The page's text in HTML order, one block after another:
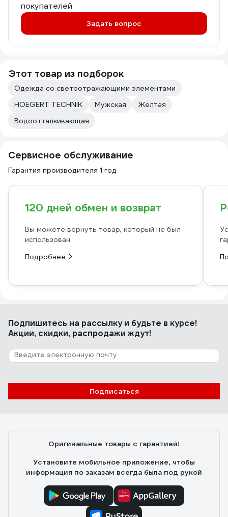
покупателей
Задать вопрос
Этот товар из подборок
Одежда со светоотражающими элементами
HOEGERT TECHNIK
Мужская
Желтая
Водоотталкивающая
Сервисное обслуживание
Гарантия производителя 1 год
120 дней обмен и возврат
Вы можете вернуть товар, который не был
использован
Подробнее
Подпишитесь на рассылкуи будьте в курсе!
Акции, скидки, распродажи ждут!
Подписаться
Оригинальные товары с гарантией!
Установите мобильное приложение, чтобы
информация по заказам всегда была под рукой